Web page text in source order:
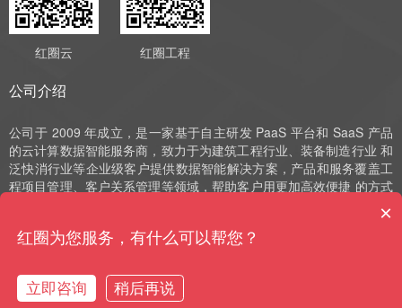
红圈云 红圈工程
公司介绍
公司于 2009 年成立，是一家基于自主研发 PaaS 平台和 SaaS 产品
的云计算数据智能服务商，致力于为建筑工程行业、装备制造行业 和
泛快消行业等企业级客户提供数据智能解决方案，产品和服务覆盖工
程项目管理、客户关系管理等领域，帮助客户用更加高效便捷 的方式
实现数字化运营、管理和决策。公司深耕 SaaS 领域十余年，始终以
自主研发作为发展的驱动力，并获评国家高新技术企业、中 关村高新
技术企业、北京市“专精特新”小巨人和北京市“专精特新”中小企业等荣
×
红圈为您服务，有什么可以帮您？
立即咨询 稍后再说
购买咨询 售前电话